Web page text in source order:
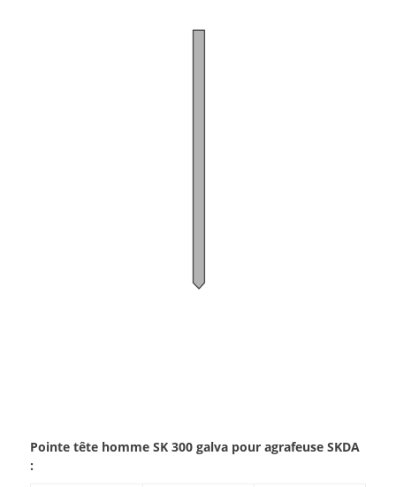
Pointe tête homme SK 300 galva pour agrafeuse SKDA
: